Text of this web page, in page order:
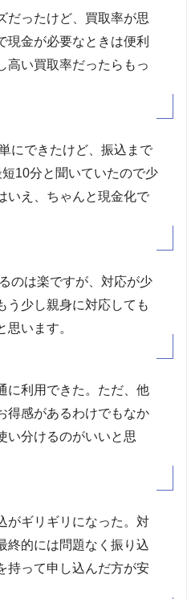
だったけど、買取率が思
現金が必要なときは便利
高い買取率だったらもっ
にできたけど、振込まで
10分と聞いていたので少
いえ、ちゃんと現金化で
のは楽ですが、対応が少
う少し親身に対応しても
思います。
に利用できた。ただ、他
得感があるわけでもなか
い分けるのがいいと思
がギリギリになった。対
終的には問題なく振り込
持って申し込んだ方が安